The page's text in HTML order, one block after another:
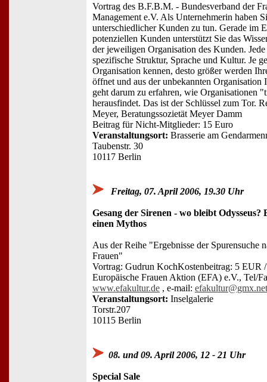
Vortrag des B.F.B.M. - Bundesverband der
Management e.V. Als Unternehmerin haben
unterschiedlicher Kunden zu tun. Gerade im
potenziellen Kunden unterstützt Sie das
der jeweiligen Organisation des Kunden.
spezifische Struktur, Sprache und Kultur. Je
Organisation kennen, desto größer werden
öffnet und aus der unbekannten
geht darum zu erfahren, wie Organisationen
herausfindet. Das ist der Schlüssel zum Tor.
Meyer, Beratungssozietät Meyer Damm
Beitrag für Nicht-Mitglieder: 15 Euro
Veranstaltungsort: Brasserie am
Taubenstr. 30
10117 Berlin
Freitag, 07. April 2006, 19.30 Uhr
Gesang der Sirenen - wo bleibt
einen Mythos
Aus der Reihe "Ergebnisse der Spurensuche
Frauen"
Vortrag: Gudrun KochKostenbeitrag: 5 EUR
Europäische Frauen Aktion (EFA) e.V., Tel/
www.efakultur.de , e-mail: efakultur@gmx.net
Veranstaltungsort: Inselgalerie
Torstr.207
10115 Berlin
08. und 09. April 2006, 12 - 21 Uhr
Special Sale